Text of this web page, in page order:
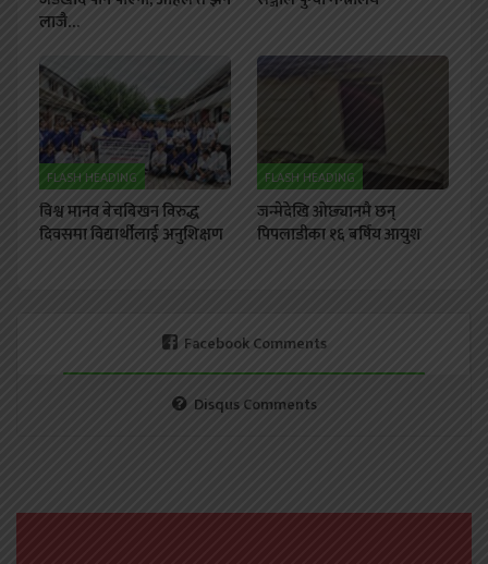
लाजै…
FLASH HEADING
विश्व मानव बेचबिखन विरुद्ध
दिवसमा विद्यार्थीलाई अनुशिक्षण
FLASH HEADING
जन्मेदेखि ओछ्यानमै छन्
पिपलाडीका १६ बर्षिय आयुश
Facebook Comments
Disqus Comments